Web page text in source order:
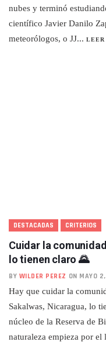
nubes y terminó
científico Javier Danilo
meteorólogos, o JJ... LEER
DESTACADAS CRITERIOS
Cuidar la
lo tienen claro 🌄
BY WILDER PEREZ ON MAYO
Hay que cuidar la
Sakalwas, Nicaragua, lo
núcleo de la Reserva de
naturaleza empieza por el